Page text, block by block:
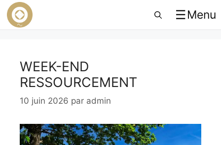
☰Menu
WEEK-END
RESSOURCEMENT
10 juin 2026 par admin